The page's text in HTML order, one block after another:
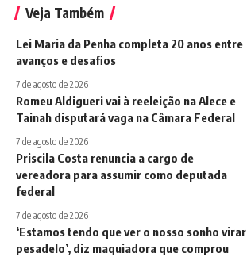
Veja Também
Lei Maria da Penha completa 20 anos entre
avanços e desafios
7 de agosto de 2026
Romeu Aldigueri vai à reeleição na Alece e
Tainah disputará vaga na Câmara Federal
7 de agosto de 2026
Priscila Costa renuncia a cargo de
vereadora para assumir como deputada
federal
7 de agosto de 2026
‘Estamos tendo que ver o nosso sonho virar
pesadelo’, diz maquiadora que comprou